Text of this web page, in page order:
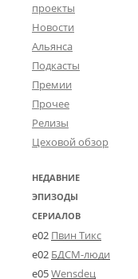
проекты
Новости
Альянса
Подкасты
Премии
Прочее
Релизы
Цеховой обзор
НЕДАВНИЕ
ЭПИЗОДЫ
СЕРИАЛОВ
e02 Пвин Тикс
e02 БДСМ-люди
e05Wensdeц